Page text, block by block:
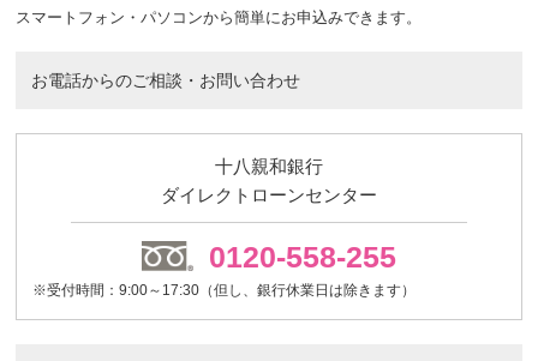
スマートフォン・パソコンから簡単にお申込みできます。
お電話からのご相談・お問い合わせ
十八親和銀行
ダイレクトローンセンター
0120-558-255
※受付時間：9:00～17:30（但し、銀行休業日は除きます）